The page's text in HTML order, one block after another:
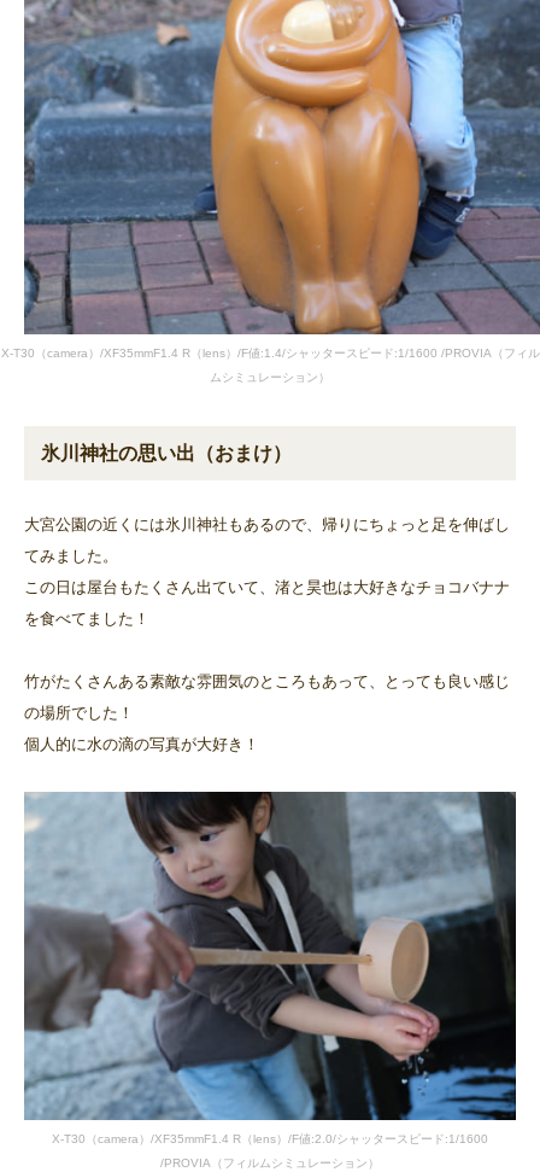
X-T30（camera）/XF35mmF1.4 R（lens）/F値:1.4/シャッタースピード:1/1600 /PROVIA（フィル
ムシミュレーション）
氷川神社の思い出（おまけ）
大宮公園の近くには氷川神社もあるので、帰りにちょっと足を伸ばし
てみました。
この日は屋台もたくさん出ていて、渚と昊也は大好きなチョコバナナ
を食べてました！
竹がたくさんある素敵な雰囲気のところもあって、とっても良い感じ
の場所でした！
個人的に水の滴の写真が大好き！
X-T30（camera）/XF35mmF1.4 R（lens）/F値:2.0/シャッタースピード:1/1600
/PROVIA（フィルムシミュレーション）